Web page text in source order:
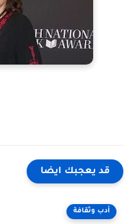
قد يعجبك ايضا
أدب وثقافة